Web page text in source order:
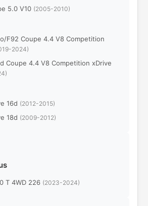
5.0 V10 (2005-2010)
F92 Coupe 4.4 V8 Competition
2024)
Coupe 4.4 V8 Competition xDrive
16d (2012-2015)
18d (2009-2012)
T 4WD 226 (2023-2024)